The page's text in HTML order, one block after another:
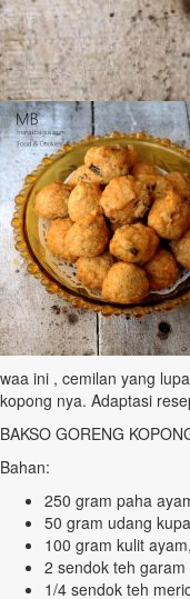
waa ini , cemilan yang
kopong nya. Adaptasi
BAKSO GORENG
Bahan:
250 gram paha
50 gram udang
100 gram kulit
2 sendok teh garam
1/4 sendok teh